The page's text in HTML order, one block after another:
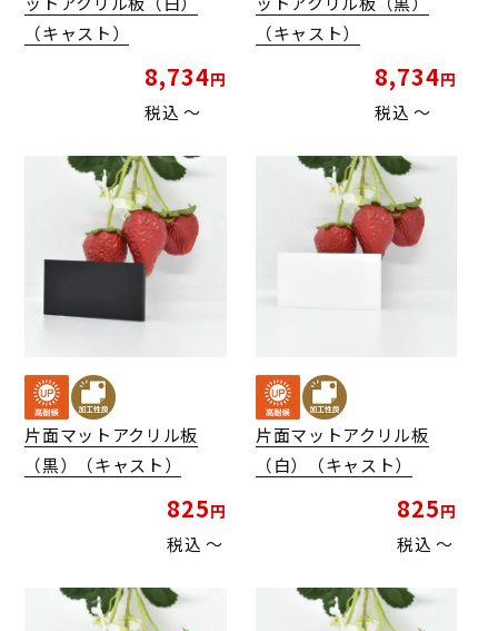
（キャスト）
8,734
税込 〜
（キャスト）
8,734
税込 〜
片面マットアクリル板
（黒）（キャスト）
825
税込 〜
片面マットアクリル板
（白）（キャスト）
825
税込 〜